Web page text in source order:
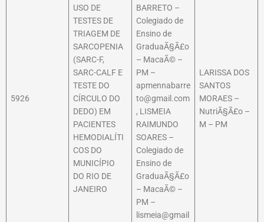
5926
USO DE
TESTES DE
TRIAGEM DE
SARCOPENIA
(SARC-F,
SARC-CALF E
TESTE DO
CÍRCULO DO
DEDO) EM
PACIENTES
HEMODIALÍTI
COS DO
MUNICÍPIO
DO RIO DE
JANEIRO
BARRETO –
Colegiado de
Ensino de
GraduaÃ§Ã£o
– MacaÃ© –
PM –
apmennabarre
to@gmail.com
, LISMEIA
RAIMUNDO
SOARES –
Colegiado de
Ensino de
GraduaÃ§Ã£o
– MacaÃ© –
PM –
lismeia@gmail
LARISSA DOS
SANTOS
MORAES –
NutriÃ§Ã£o –
M – PM